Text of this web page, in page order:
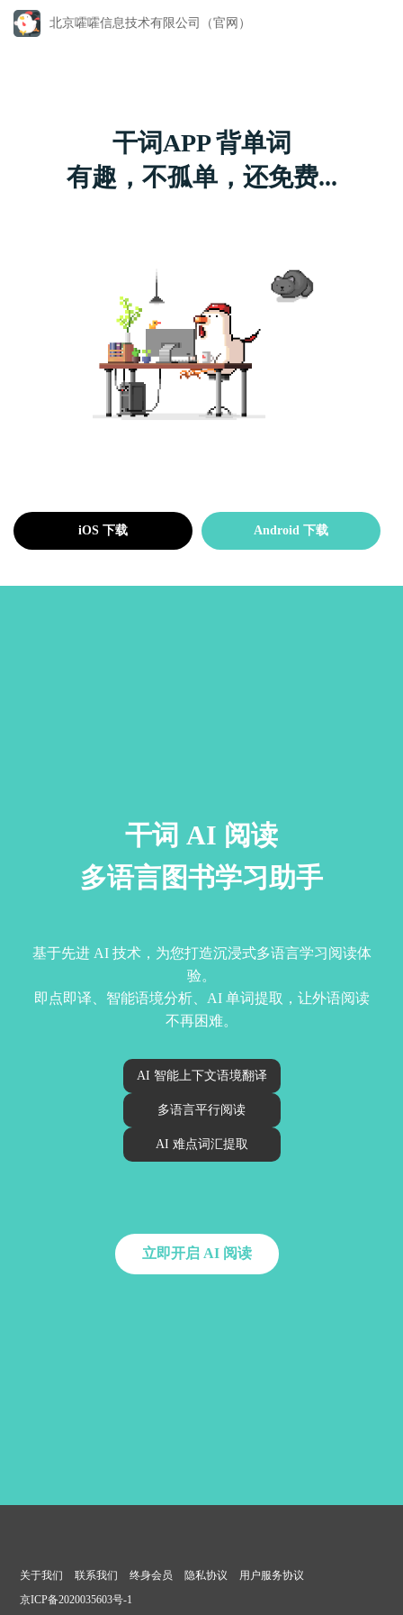
北京嚯嚯信息技术有限公司（官网）
干词APP 背单词
有趣，不孤单，还免费...
iOS 下载 Android 下载
干词 AI 阅读
多语言图书学习助手
基于先进 AI 技术，为您打造沉浸式多语言学习阅读体
验。
即点即译、智能语境分析、AI 单词提取，让外语阅读
不再困难。
AI 智能上下文语境翻译
多语言平行阅读
AI 难点词汇提取
立即开启 AI 阅读
关于我们 联系我们 终身会员 隐私协议
用户服务协议
京ICP备2020035603号-1